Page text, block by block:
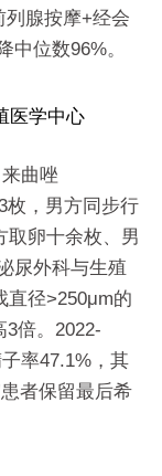
列腺按摩+经会
中位数96%。
医学中心
曲唑
枚，男方同步行
取卵十余枚、男
尿外科与生殖
直径>250μm的
倍。2022-
率47.1%，其
者保留最后希